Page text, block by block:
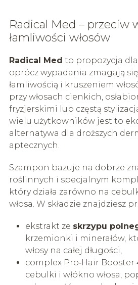
Radical Med – przeciw
łamliwości włosów
Radical Med to propozycja
oprócz wypadania zmagają
łamliwością i kruszeniem
przy włosach cienkich,
fryzjerskimi lub częstą
wielu użytkowników jest to
alternatywa dla droższych
aptecznych.
Szampon bazuje na dobrze
roślinnych i specjalnym
który działa zarówno na
włosa. W składzie znajdziesz
ekstrakt ze skrzypu
krzemionki i minerałów,
włosy na całej długości,
complex Pro‑Hair Booster
cebulki i włókno włosa,